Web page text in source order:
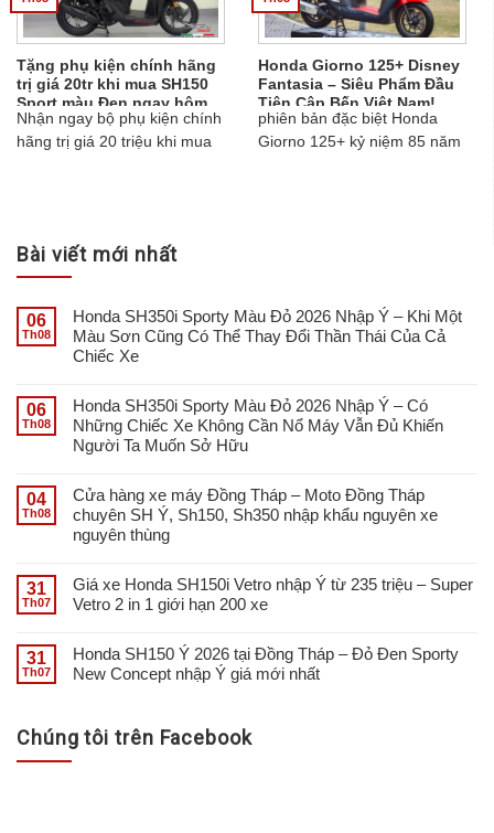
Tặng phụ kiện chính hãng
trị giá 20tr khi mua SH150
Sport màu Đen ngay hôm
nay
Nhận ngay bộ phụ kiện chính
hãng trị giá 20 triệu khi mua
Honda Giorno 125+ Disney
Fantasia – Siêu Phẩm Đầu
Tiên Cập Bến Việt Nam!
phiên bản đặc biệt Honda
Giorno 125+ kỷ niệm 85 năm
Bài viết mới nhất
06
Th08
Honda SH350i Sporty Màu Đỏ 2026 Nhập Ý – Khi Một
Màu Sơn Cũng Có Thể Thay Đổi Thần Thái Của Cả
Chiếc Xe
06
Th08
Honda SH350i Sporty Màu Đỏ 2026 Nhập Ý – Có
Những Chiếc Xe Không Cần Nổ Máy Vẫn Đủ Khiến
Người Ta Muốn Sở Hữu
04
Th08
Cửa hàng xe máy Đồng Tháp – Moto Đồng Tháp
chuyên SH Ý, Sh150, Sh350 nhập khẩu nguyên xe
nguyên thùng
31
Th07
Giá xe Honda SH150i Vetro nhập Ý từ 235 triệu – Super
Vetro 2 in 1 giới hạn 200 xe
31
Th07
Honda SH150 Ý 2026 tại Đồng Tháp – Đỏ Đen Sporty
New Concept nhập Ý giá mới nhất
Chúng tôi trên Facebook